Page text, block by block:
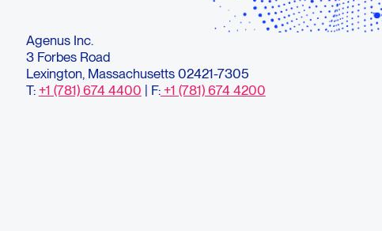
Agenus Inc.
3 Forbes Road
Lexington, Massachusetts 02421-7305
T: +1 (781) 674 4400 | F:+1 (781) 674 4200